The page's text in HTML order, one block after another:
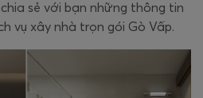
chia sẻ với bạn những thông tin
vụ xây nhà trọn gói Gò Vấp.